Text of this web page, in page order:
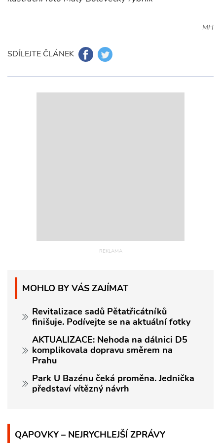
MH
SDÍLEJTE ČLÁNEK
MOHLO BY VÁS ZAJÍMAT
Revitalizace sadů Pětatřicátníků
finišuje. Podívejte se na aktuální fotky
AKTUALIZACE: Nehoda na dálnici D5
komplikovala dopravu směrem na
Prahu
Park U Bazénu čeká proměna. Jednička
představí vítězný návrh
QAPOVKY – NEJRYCHLEJŠÍ ZPRÁVY